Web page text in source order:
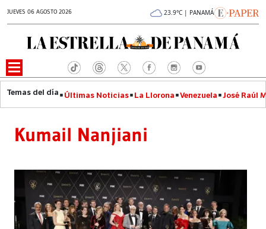
JUEVES 06 AGOSTO 2026 23.9°C | PANAMÁ
Últimas Noticias La Llorona Venezuela José Raúl
Kumail Nanjiani